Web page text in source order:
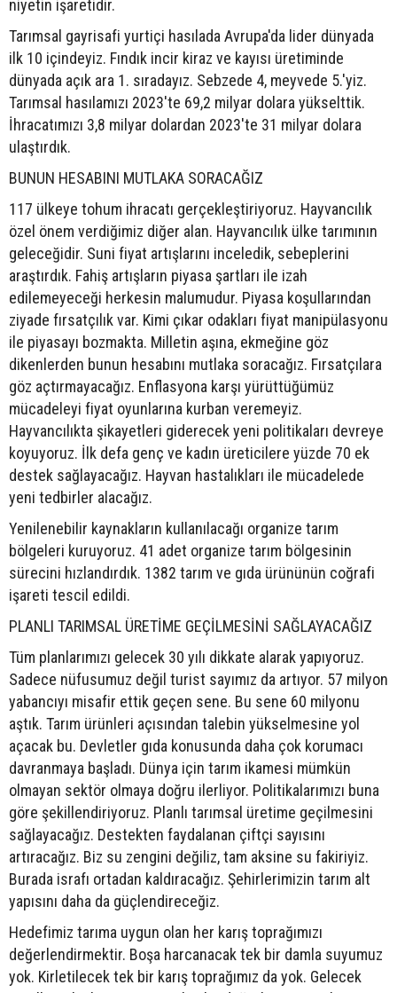
niyetin işaretidir.
Tarımsal gayrisafi yurtiçi hasılada Avrupa'da lider dünyada
ilk 10 içindeyiz. Fındık incir kiraz ve kayısı üretiminde
dünyada açık ara 1. sıradayız. Sebzede 4, meyvede 5.'yiz.
Tarımsal hasılamızı 2023'te 69,2 milyar dolara yükselttik.
İhracatımızı 3,8 milyar dolardan 2023'te 31 milyar dolara
ulaştırdık.
BUNUN HESABINI MUTLAKA SORACAĞIZ
117 ülkeye tohum ihracatı gerçekleştiriyoruz. Hayvancılık
özel önem verdiğimiz diğer alan. Hayvancılık ülke tarımının
geleceğidir. Suni fiyat artışlarını inceledik, sebeplerini
araştırdık. Fahiş artışların piyasa şartları ile izah
edilemeyeceği herkesin malumudur. Piyasa koşullarından
ziyade fırsatçılık var. Kimi çıkar odakları fiyat manipülasyonu
ile piyasayı bozmakta. Milletin aşına, ekmeğine göz
dikenlerden bunun hesabını mutlaka soracağız. Fırsatçılara
göz açtırmayacağız. Enflasyona karşı yürüttüğümüz
mücadeleyi fiyat oyunlarına kurban veremeyiz.
Hayvancılıkta şikayetleri giderecek yeni politikaları devreye
koyuyoruz. İlk defa genç ve kadın üreticilere yüzde 70 ek
destek sağlayacağız. Hayvan hastalıkları ile mücadelede
yeni tedbirler alacağız.
Yenilenebilir kaynakların kullanılacağı organize tarım
bölgeleri kuruyoruz. 41 adet organize tarım bölgesinin
sürecini hızlandırdık. 1382 tarım ve gıda ürününün coğrafi
işareti tescil edildi.
PLANLI TARIMSAL ÜRETİME GEÇİLMESİNİ SAĞLAYACAĞIZ
Tüm planlarımızı gelecek 30 yılı dikkate alarak yapıyoruz.
Sadece nüfusumuz değil turist sayımız da artıyor. 57 milyon
yabancıyı misafir ettik geçen sene. Bu sene 60 milyonu
aştık. Tarım ürünleri açısından talebin yükselmesine yol
açacak bu. Devletler gıda konusunda daha çok korumacı
davranmaya başladı. Dünya için tarım ikamesi mümkün
olmayan sektör olmaya doğru ilerliyor. Politikalarımızı buna
göre şekillendiriyoruz. Planlı tarımsal üretime geçilmesini
sağlayacağız. Destekten faydalanan çiftçi sayısını
artıracağız. Biz su zengini değiliz, tam aksine su fakiriyiz.
Burada israfı ortadan kaldıracağız. Şehirlerimizin tarım alt
yapısını daha da güçlendireceğiz.
Hedefimiz tarıma uygun olan her karış toprağımızı
değerlendirmektir. Boşa harcanacak tek bir damla suyumuz
yok. Kirletilecek tek bir karış toprağımız da yok. Gelecek